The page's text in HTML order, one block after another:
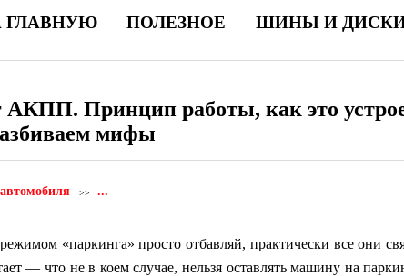
ГЛАВНУЮ ПОЛЕЗНОЕ ШИНЫ И
Принцип работы, как это
мифы
...
«паркинга» просто отбавляй, практически все они
— что не в коем случае, нельзя оставлять машину на